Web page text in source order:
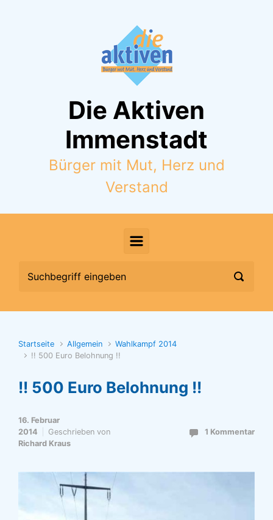
Die Aktiven
Immenstadt
Bürger mit Mut, Herz und
Verstand
Startseite Allgemein
Wahlkampf 2014
!! 500 Euro Belohnung !!
!! 500 Euro Belohnung !!
16. Februar
2014
Geschrieben von
Richard Kraus
1 Kommentar